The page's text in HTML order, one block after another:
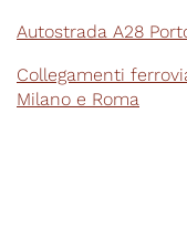
Autostrada A28
Collegamenti
Milano e Roma